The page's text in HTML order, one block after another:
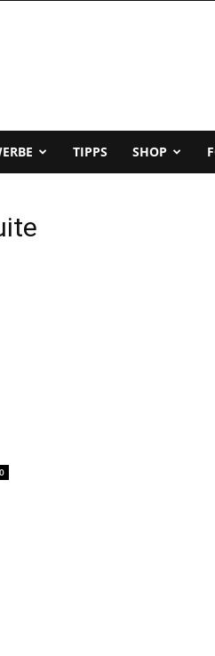
TIPPS SHOP
0